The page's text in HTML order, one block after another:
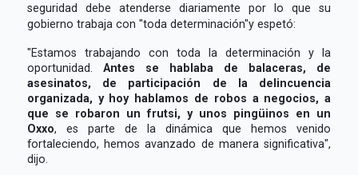
seguridad debe atenderse diariamente por lo que su
gobierno trabaja con "toda determinación"y espetó:
"Estamos trabajando con toda la determinación y la
oportunidad. Antes se hablaba de balaceras, de
asesinatos, de participación de la delincuencia
organizada, y hoy hablamos de robos a negocios, a
que se robaron un frutsi, y unos pingüinos en un
Oxxo, es parte de la dinámica que hemos venido
fortaleciendo, hemos avanzado de manera significativa",
dijo.